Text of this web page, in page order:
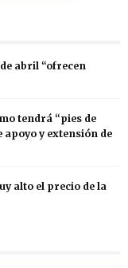
abril “ofrecen
tendrá “pies de
apoyo y extensión de
alto el precio de la